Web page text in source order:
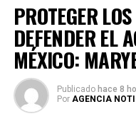
PROTEGER
DEFENDER EL
MÉXICO:
Publicado hace 8
Por AGENCIA